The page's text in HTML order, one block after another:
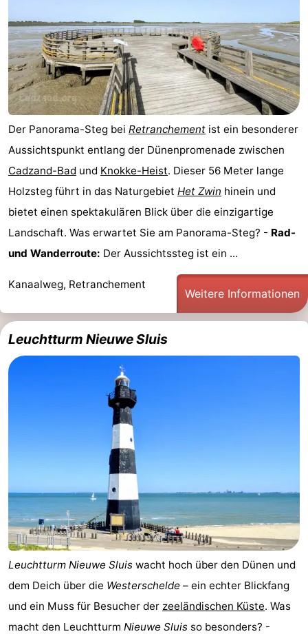
Der Panorama-Steg bei Retranchement ist ein besonderer
Aussichtspunkt entlang der Dünenpromenade zwischen
Cadzand-Bad und Knokke-Heist. Dieser 56 Meter lange
Holzsteg führt in das Naturgebiet Het Zwin hinein und
bietet einen spektakulären Blick über die einzigartige
Landschaft. Was erwartet Sie am Panorama-Steg? - Rad-
und Wanderroute: Der Aussichtssteg ist ein ...
Kanaalweg, Retranchement
Weitere Informationen
Leuchtturm Nieuwe Sluis
Leuchtturm Nieuwe Sluis wacht hoch über den Dünen und
dem Deich über die Westerschelde – ein echter Blickfang
und ein Muss für Besucher der zeeländischen Küste. Was
macht den Leuchtturm Nieuwe Sluis so besonders? -